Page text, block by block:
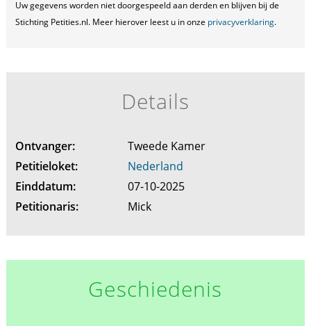
Uw gegevens worden niet doorgespeeld aan derden en blijven bij de
Stichting Petities.nl. Meer hierover leest u in onze privacyverklaring.
Details
Ontvanger:
Tweede Kamer
Petitieloket:
Nederland
Einddatum:
07-10-2025
Petitionaris:
Mick
Geschiedenis